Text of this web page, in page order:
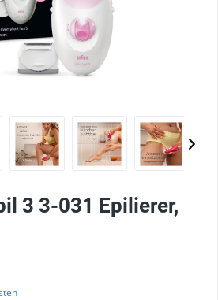
3 3-031 Epilierer,